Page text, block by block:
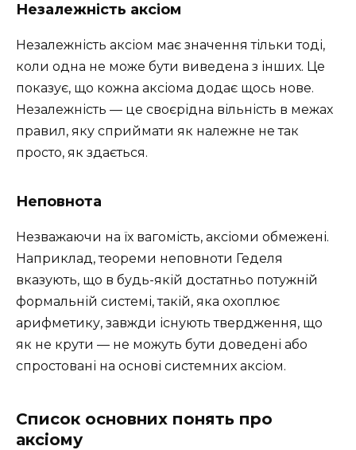
Незалежність аксіом
Незалежність аксіом має значення тільки тоді,
коли одна не може бути виведена з інших. Це
показує, що кожна аксіома додає щось нове.
Незалежність — це своєрідна вільність в межах
правил, яку сприймати як належне не так
просто, як здається.
Неповнота
Незважаючи на їх вагомість, аксіоми обмежені.
Наприклад, теореми неповноти Геделя
вказують, що в будь-якій достатньо потужній
формальній системі, такій, яка охоплює
арифметику, завжди існують твердження, що
як не крути — не можуть бути доведені або
спростовані на основі системних аксіом.
Список основних понять про
аксіому